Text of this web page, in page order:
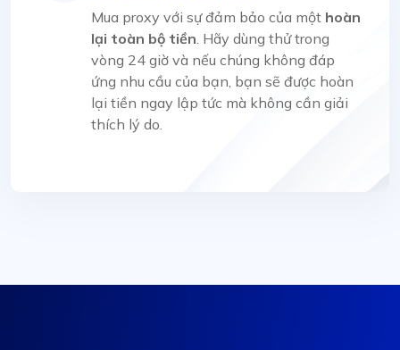
Mua proxy với sự đảm bảo của một hoàn
lại toàn bộ tiền . Hãy dùng thử trong
vòng 24 giờ và nếu chúng không đáp
ứng nhu cầu của bạn, bạn sẽ được hoàn
lại tiền ngay lập tức mà không cần giải
thích lý do.